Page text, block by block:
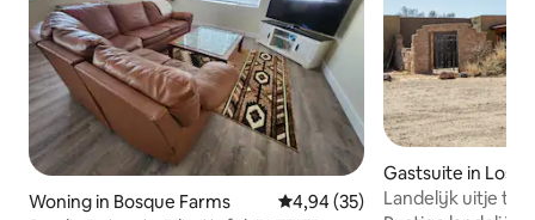
Woning in Bosque Farms Gemiddelde beoordeling van
4,94 (35)
Gastsuite in Los
Landelijk uitje ten